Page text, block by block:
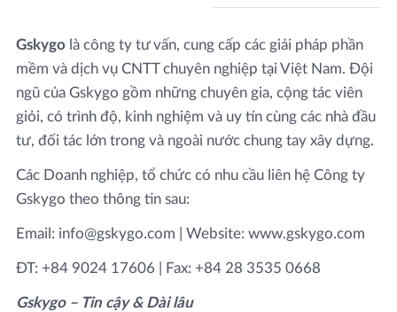
Gskygo là công ty tư vấn, cung cấp các giải pháp phần
mềm và dịch vụ CNTT chuyên nghiệp tại Việt Nam. Đội
ngũ của Gskygo gồm những chuyên gia, cộng tác viên
giỏi, có trình độ, kinh nghiệm và uy tín cùng các nhà đầu
tư, đối tác lớn trong và ngoài nước chung tay xây dựng.
Các Doanh nghiệp, tổ chức có nhu cầu liên hệ Công ty
Gskygo theo thông tin sau:
Email: info@gskygo.com | Website: www.gskygo.com
ĐT: +84 9024 17606 | Fax: +84 28 3535 0668
Gskygo – Tin cậy & Dài lâu